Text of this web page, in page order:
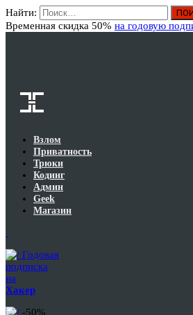
Найти:
Временная скидка 50% на годовую
Взлом
Приватность
Трюки
Кодинг
Админ
Geek
Магазин
Годовая
подписка
на
Хакер
-50%